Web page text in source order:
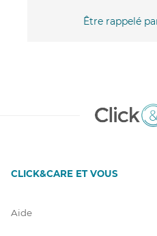
Être rappelé
CLICK&CARE ET VOUS
Aide